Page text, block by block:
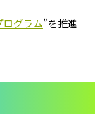
ログラム”を推進